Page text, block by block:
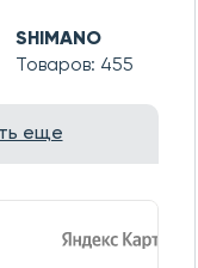
SHIMANO
Товаров: 455
еще